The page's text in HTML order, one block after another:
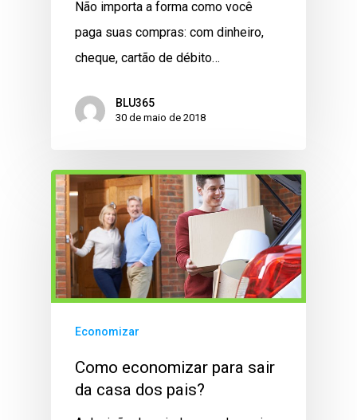
Não importa a forma como você
paga suas compras: com dinheiro,
cheque, cartão de débito…
BLU365
30 de maio de 2018
Economizar
Como economizar para sair
da casa dos pais?